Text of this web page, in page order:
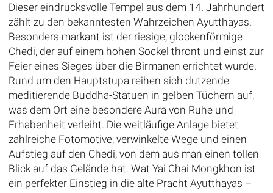
Dieser eindrucksvolle Tempel aus dem 14. Jahrhundert
zählt zu den bekanntesten Wahrzeichen Ayutthayas.
Besonders markant ist der riesige, glockenförmige
Chedi, der auf einem hohen Sockel thront und einst zur
Feier eines Sieges über die Birmanen errichtet wurde.
Rund um den Hauptstupa reihen sich dutzende
meditierende Buddha-Statuen in gelben Tüchern auf,
was dem Ort eine besondere Aura von Ruhe und
Erhabenheit verleiht. Die weitläufige Anlage bietet
zahlreiche Fotomotive, verwinkelte Wege und einen
Aufstieg auf den Chedi, von dem aus man einen tollen
Blick auf das Gelände hat. Wat Yai Chai Mongkhon ist
ein perfekter Einstieg in die alte Pracht Ayutthayas –